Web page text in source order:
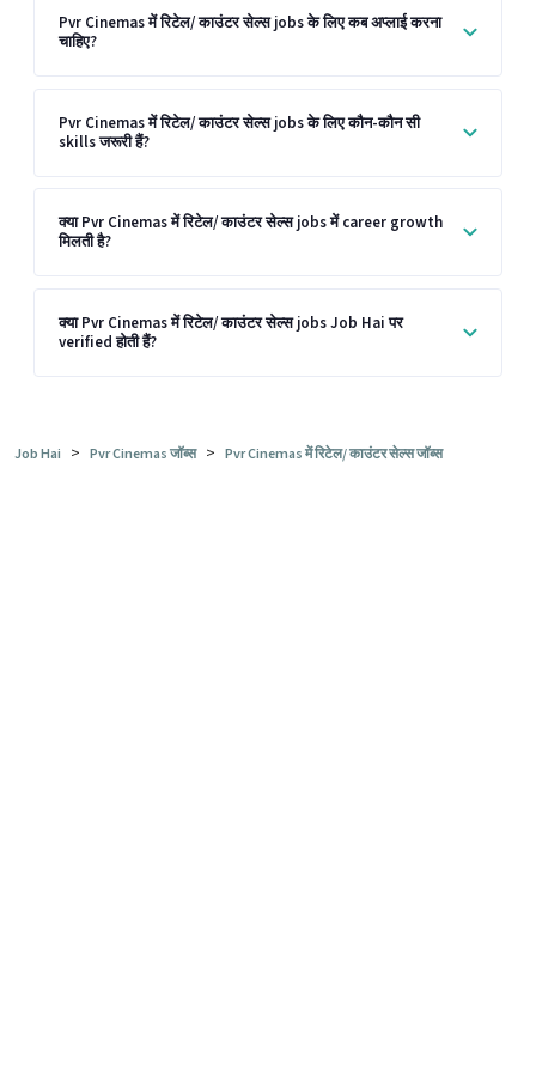
Pvr Cinemas में रिटेल/ काउंटर सेल्स jobs के लिए कब अप्लाई करना
चाहिए?
Pvr Cinemas में रिटेल/ काउंटर सेल्स jobs के लिए कौन-कौन सी
skills जरूरी हैं?
क्या Pvr Cinemas में रिटेल/ काउंटर सेल्स jobs में career growth
मिलती है?
क्या Pvr Cinemas में रिटेल/ काउंटर सेल्स jobs Job Hai पर
verified होती हैं?
Job Hai > Pvr Cinemas जॉब्स > Pvr Cinemas में रिटेल/ काउंटर सेल्स जॉब्स